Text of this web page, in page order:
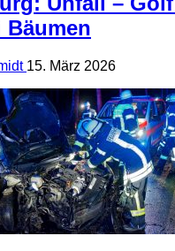
Bäumen
15. März 2026